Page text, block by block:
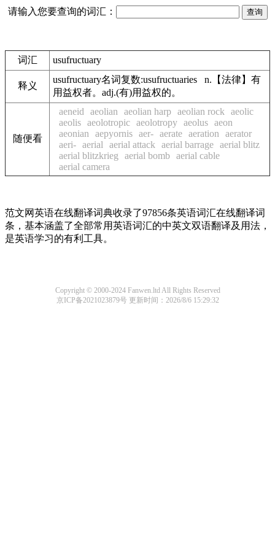
请输入您要查询的词汇：
词汇 usufructuary
释义
usufructuary名词复数:usufructuaries n.【法律】有
用益权者。adj.(有)用益权的。
随便看
aeneid aeolian aeolian harp aeolian rock
aeolic
aeolis aeolotropic aeolotropy aeolus aeon
aeonian
aepyornis aer- aerate aeration
aerator
aeri- aerial aerial attack aerial barrage aerial blitz
aerial blitzkrieg
aerial bomb aerial cable
aerial camera
范文网英语在线翻译词典收录了97856条英语词汇在线翻译词
条，基本涵盖了全部常用英语词汇的中英文双语翻译及用法，
是英语学习的有利工具。
Copyright © 2000-2024 Fanwen.ltd All Rights Reserved
京ICP备2021023879号更新时间：2026/8/6 15:29:32